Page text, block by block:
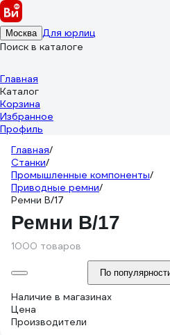
Москва Для юрлиц
Поиск в каталоге
Главная
Каталог
Корзина
Избранное
Профиль
Главная/
Станки/
Промышленные компоненты/
Приводные ремни/
Ремни B/17
Ремни B/17
1000 товаров
По
Наличие в магазинах
Цена
Производители